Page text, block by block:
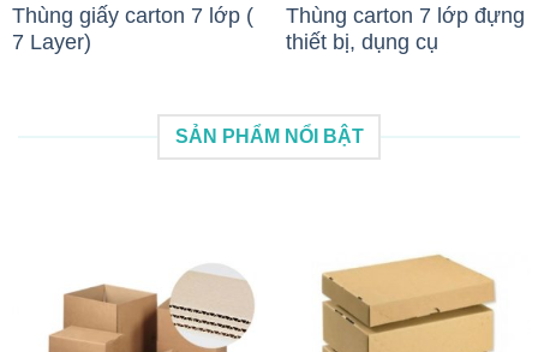
Thùng giấy carton 7 lớp (
7 Layer)
Thùng carton 7 lớp đựng
thiết bị, dụng cụ
SẢN PHẨM NỔI BẬT